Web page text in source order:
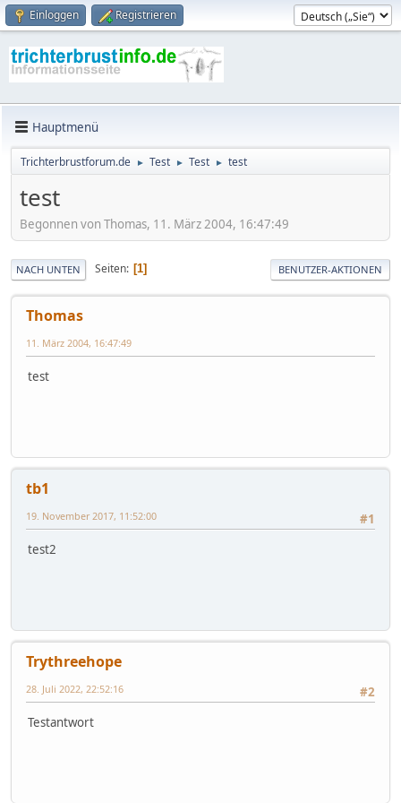
Einloggen Registrieren
Hauptmenü
Trichterbrustforum.de ► Test ► Test ► test
test
Begonnen von Thomas, 11. März 2004, 16:47:49
NACH UNTEN Seiten 1 BENUTZER-AKTIONEN
Thomas
11. März 2004, 16:47:49
test
tb1
#1
19. November 2017, 11:52:00
test2
Trythreehope
#2
28. Juli 2022, 22:52:16
Testantwort